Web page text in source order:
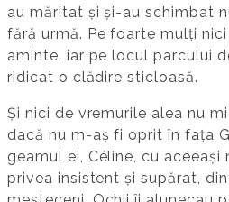
au măritat și și-au schimbat
fără urmă. Pe foarte mulți
aminte, iar pe locul parcului
ridicat o clădire sticloasă.
Și nici de vremurile alea nu
dacă nu m-aș fi oprit în fața
geamul ei, Céline, cu
privea insistent și supărat,